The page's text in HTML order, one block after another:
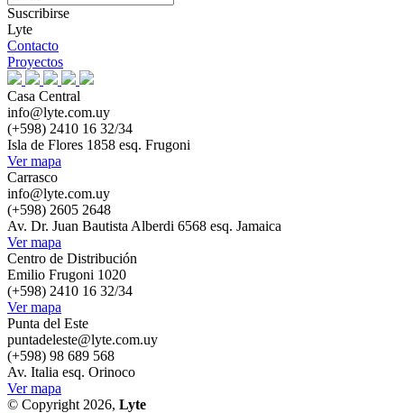
Suscribirse
Lyte
Contacto
Proyectos
Casa Central
info@lyte.com.uy
(+598) 2410 16 32/34
Isla de Flores 1858 esq. Frugoni
Ver mapa
Carrasco
info@lyte.com.uy
(+598) 2605 2648
Av. Dr. Juan Bautista Alberdi 6568 esq. Jamaica
Ver mapa
Centro de Distribución
Emilio Frugoni 1020
(+598) 2410 16 32/34
Ver mapa
Punta del Este
puntadeleste@lyte.com.uy
(+598) 98 689 568
Av. Italia esq. Orinoco
Ver mapa
© Copyright 2026, Lyte